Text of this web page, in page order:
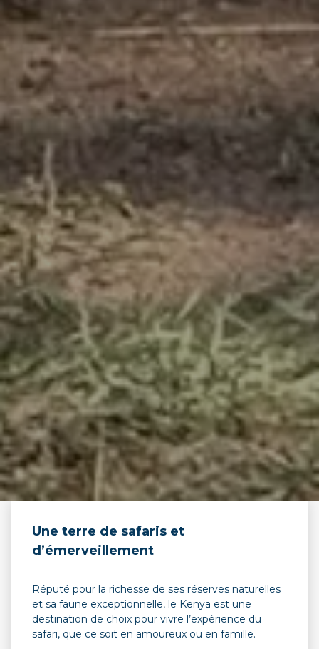
Une terre de safaris et
d’émerveillement
Réputé pour la richesse de ses réserves naturelles
et sa faune exceptionnelle, le Kenya est une
destination de choix pour vivre l’expérience du
safari, que ce soit en amoureux ou en famille.